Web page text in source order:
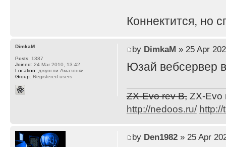
Коннектится, но
by DimkaM » 25 Apr
Юзай вебсервер
ZX-Evo rev B,ZX-Evo
http://nedoos.ru/
DimkaM
Posts: 1387
Joined: 24 Mar 2010, 13:42
Location: джунгли Амазонки
Group: Registered users
by Den1982» 25 Apr